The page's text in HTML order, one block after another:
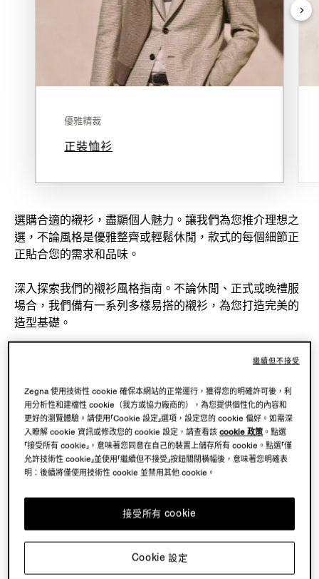
優雅精裁
正裝恤衫
選購合適的襯衫，盡顯個人魅力。讓我們為您推介理想之
選，不論風格是優雅整齊或輕鬆休閒，款式的每個細節正
正貼合您的需求和品味。
深入探索我們的襯衫風格指南。不論休閒、正式或晚禮服
場合，我們備有一系列多樣易搭的襯衫，為您打造完美的
造型基礎。
我們以奢華布料與多元配色，傾心締造各式風格。無論您
衫外套的現代時尚，都能找到臻品。
發掘一系列多樣易搭襯衫，以突顯您的獨特個人風格，同
時在各種場合展現您的時尚主張。
完美精裁：襯衫和西裝
品質卓絕的精選西裝與襯衫相得益彰，全方位提升您的造
Zegna 使用技術性 cookie 確保本網站的正常運行，獲得您的明確許可後，利
用分析性和建檔性 cookie（我方或協力廠商的），為您提供個性化的內容和
更好的瀏覽體驗。請使用「Cookie 設定」選項，設定您的 cookie 偏好。如需深
入瞭解 cookie 資訊或修改您的 cookie 設定，請查看該cookie 政策 。點選
「接受所有 cookie」，意味著您同意在自己的裝置上儲存所有 cookie。點選「僅
允許技術性 cookie」並使用「繼續但不接受」按鈕關閉橫幅後，意味著您明確表
明：後續將僅使用技術性 cookie 並禁用其他 cookie。
接受所有 cookie
Cookie 設定
繼續但不接受